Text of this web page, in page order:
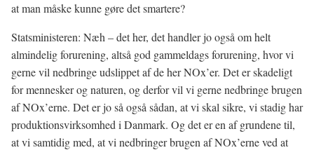
at man måske kunne gøre det smartere?
Statsministeren: Næh – det her, det handler jo også om helt
almindelig forurening, altså god gammeldags forurening, hvor vi
gerne vil nedbringe udslippet af de her NOx’er. Det er skadeligt
for mennesker og naturen, og derfor vil vi gerne nedbringe brugen
af NOx’erne. Det er jo så også sådan, at vi skal sikre, vi stadig har
produktionsvirksomhed i Danmark. Og det er en af grundene til,
at vi samtidig med, at vi nedbringer brugen af NOx’erne ved at